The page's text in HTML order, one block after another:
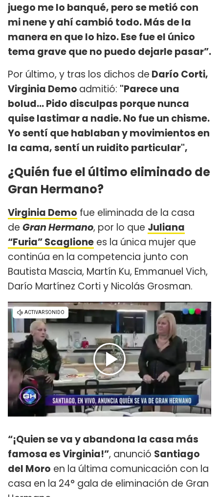
juego me lo banqué, pero se metió con
mi nene y ahí cambió todo. Más de la
manera en que lo hizo. Ese fue el único
tema grave que no puedo dejarle pasar”.
Por último, y tras los dichos de Darío Corti,
Virginia Demo admitió: "Parece una
bolud... Pido disculpas porque nunca
quise lastimar a nadie. No fue un chisme.
Yo sentí que hablaban y movimientos en
la cama, sentí un ruidito particular",
¿Quién fue el último eliminado de
Gran Hermano?
Virginia Demo fue eliminada de la casa
de Gran Hermano, por lo que Juliana
“Furia” Scaglione es la única mujer que
continúa en la competencia junto con
Bautista Mascia, Martín Ku, Emmanuel Vich,
Darío Martínez Corti y Nicolás Grosman.
“¡Quien se va y abandona la casa más
famosa es Virginia!”, anunció Santiago
del Moro en la última comunicación con la
casa en la 24° gala de eliminación de Gran